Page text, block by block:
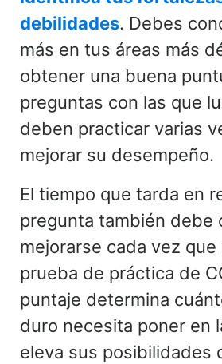
debilidades. Debes
más en tus áreas más
obtener una buena
preguntas con las que
deben practicar varias
mejorar su desempeño.
El tiempo que tarda en
pregunta también debe
mejorarse cada vez
prueba de práctica de
puntaje determina
duro necesita poner en
eleva sus posibilidades